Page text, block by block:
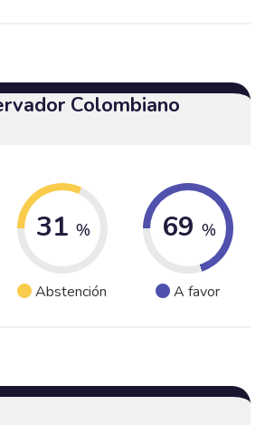
Colombiano
31 %
Abstención
69 %
A favor